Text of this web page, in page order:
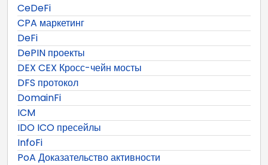
CeDeFi
CPA маркетинг
DeFi
DePIN проекты
DEX CEX Кросс-чейн мосты
DFS протокол
DomainFi
ICM
IDO ICO пресейлы
InfoFi
PoA Доказательство активности